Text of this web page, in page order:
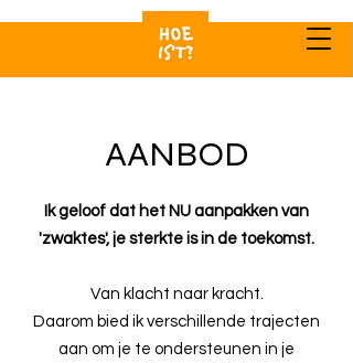
AANBOD
Ik geloof dat het NU aanpakken van
'zwaktes', je sterkte is in de toekomst.
Van klacht naar kracht.
Daarom bied ik verschillende trajecten
aan om je te ondersteunen in je